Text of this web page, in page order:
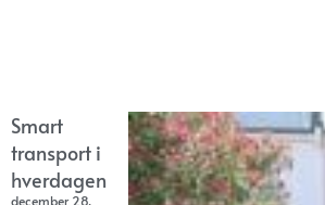
Smart
transport i
hverdagen
december 28,